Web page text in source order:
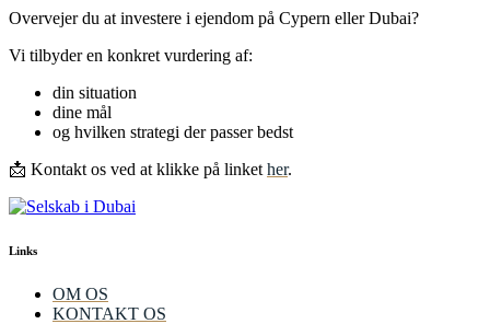
Overvejer du at investere i ejendom på Cypern eller Dubai?
Vi tilbyder en konkret vurdering af:
din situation
dine mål
og hvilken strategi der passer bedst
📩 Kontakt os ved at klikke på linket her.
Links
OM OS
KONTAKT OS